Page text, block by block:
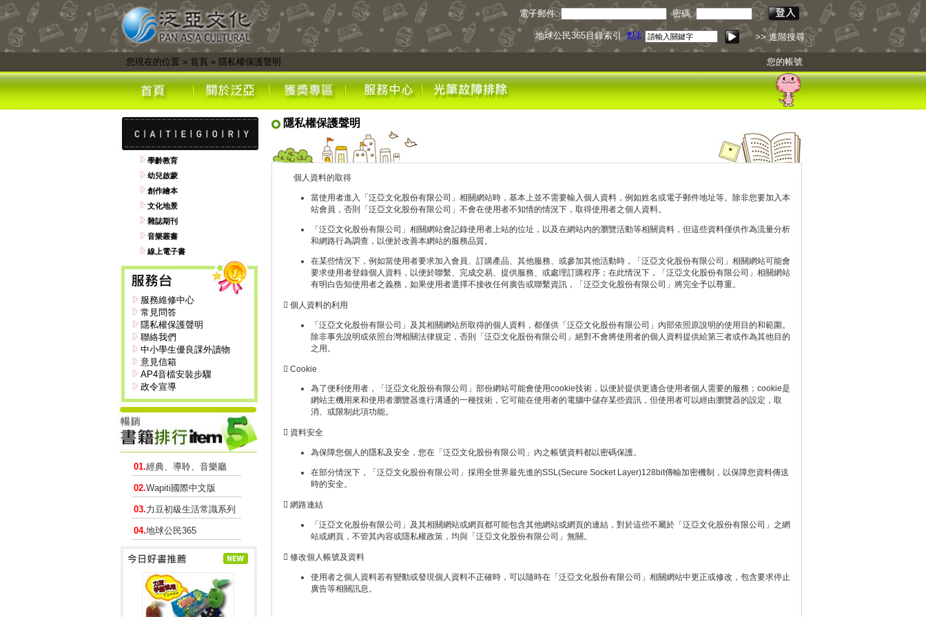
電子郵件: 密碼:
地球公民365目錄索引點我下載 >> 進階搜尋
您現在的位置 » 首頁» 隱私權保護聲明 您的帳號
學齡教育
幼兒啟蒙
創作繪本
文化地景
雜誌期刊
音樂叢書
線上電子書
服務維修中心
常見問答
隱私權保護聲明
聯絡我們
中小學生優良課外讀物
意見信箱
AP4音檔安裝步驟
政令宣導
01.經典、導聆、音樂廳
02.Wapiti國際中文版
03.力豆初級生活常識系列
04.地球公民365
隱私權保護聲明
個人資料的取得
當使用者進入「泛亞文化股份有限公司」相關網站時，基本上並不需要輸入個人資料，例如姓名或電子郵件地址等。除非您要加入本
站會員，否則「泛亞文化股份有限公司」不會在使用者不知情的情況下，取得使用者之個人資料。
「泛亞文化股份有限公司」相關網站會記錄使用者上站的位址，以及在網站內的瀏覽活動等相關資料，但這些資料僅供作為流量分析
和網路行為調查，以便於改善本網站的服務品質。
在某些情況下，例如當使用者要求加入會員、訂購產品、其他服務、或參加其他活動時，「泛亞文化股份有限公司」相關網站可能會
要求使用者登錄個人資料，以便於聯繫、完成交易、提供服務、或處理訂購程序；在此情況下，「泛亞文化股份有限公司」相關網站
有明白告知使用者之義務，如果使用者選擇不接收任何廣告或聯繫資訊，「泛亞文化股份有限公司」將完全予以尊重。
 個人資料的利用
「泛亞文化股份有限公司」及其相關網站所取得的個人資料，都僅供「泛亞文化股份有限公司」內部依照原說明的使用目的和範圍。
除非事先說明或依照台灣相關法律規定，否則「泛亞文化股份有限公司」絕對不會將使用者的個人資料提供給第三者或作為其他目的
之用。
 Cookie
為了便利使用者，「泛亞文化股份有限公司」部份網站可能會使用cookie技術，以便於提供更適合使用者個人需要的服務；cookie是
網站主機用來和使用者瀏覽器進行溝通的一種技術，它可能在使用者的電腦中儲存某些資訊，但使用者可以經由瀏覽器的設定，取
消、或限制此項功能。
 資料安全
為保障您個人的隱私及安全，您在「泛亞文化股份有限公司」內之帳號資料都以密碼保護。
在部分情況下，「泛亞文化股份有限公司」採用全世界最先進的SSL(Secure Socket Layer)128bit傳輸加密機制，以保障您資料傳送
時的安全。
 網路連結
「泛亞文化股份有限公司」及其相關網站或網頁都可能包含其他網站或網頁的連結，對於這些不屬於「泛亞文化股份有限公司」之網
站或網頁，不管其內容或隱私權政策，均與「泛亞文化股份有限公司」無關。
 修改個人帳號及資料
使用者之個人資料若有變動或發現個人資料不正確時，可以隨時在「泛亞文化股份有限公司」相關網站中更正或修改，包含要求停止
廣告等相關訊息。